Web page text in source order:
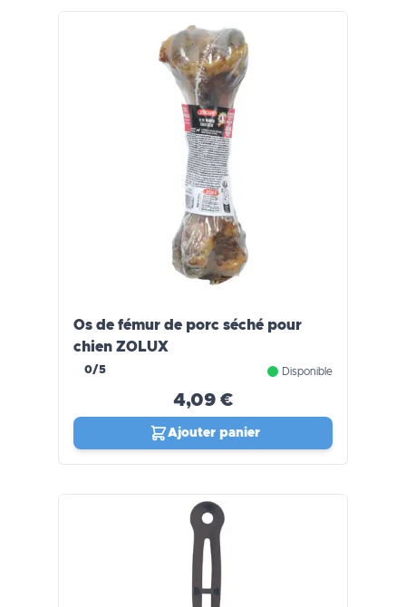
Os de fémur de porc séché pour
chien ZOLUX
0/5 Disponible
4,09 €
Ajouter panier